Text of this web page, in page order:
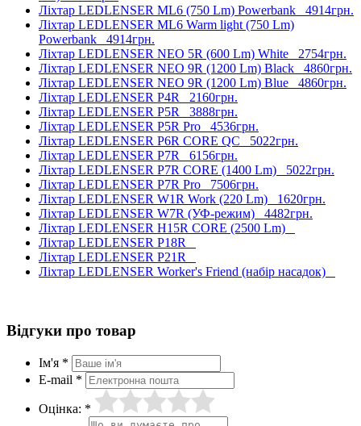
Ліхтар LEDLENSER ML6 (750 Lm) Powerbank 4914грн.
Ліхтар LEDLENSER ML6 Warm light (750 Lm)
Powerbank 4914грн.
Ліхтар LEDLENSER NEO 5R (600 Lm) White 2754грн.
Ліхтар LEDLENSER NEO 9R (1200 Lm) Black 4860грн.
Ліхтар LEDLENSER NEO 9R (1200 Lm) Blue 4860грн.
Ліхтар LEDLENSER P4R 2160грн.
Ліхтар LEDLENSER P5R 3888грн.
Ліхтар LEDLENSER P5R Pro 4536грн.
Ліхтар LEDLENSER P6R CORE QC 5022грн.
Ліхтар LEDLENSER P7R 6156грн.
Ліхтар LEDLENSER P7R CORE (1400 Lm) 5022грн.
Ліхтар LEDLENSER P7R Pro 7506грн.
Ліхтар LEDLENSER W1R Work (220 Lm) 1620грн.
Ліхтар LEDLENSER W7R (УФ-режим) 4482грн.
Ліхтар LEDLENSER H15R CORE (2500 Lm)
Ліхтар LEDLENSER P18R
Ліхтар LEDLENSER P21R
Ліхтар LEDLENSER Worker's Friend (набір насадок)
Відгуки про товар
Ім'я *
E-mail *
Оцінка: *